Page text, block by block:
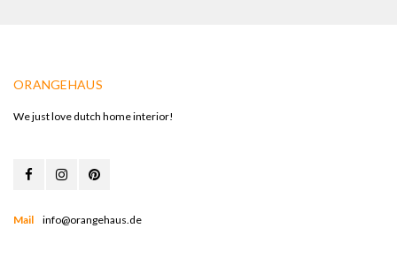
ORANGEHAUS
We just love dutch home interior!
Mail info@orangehaus.de